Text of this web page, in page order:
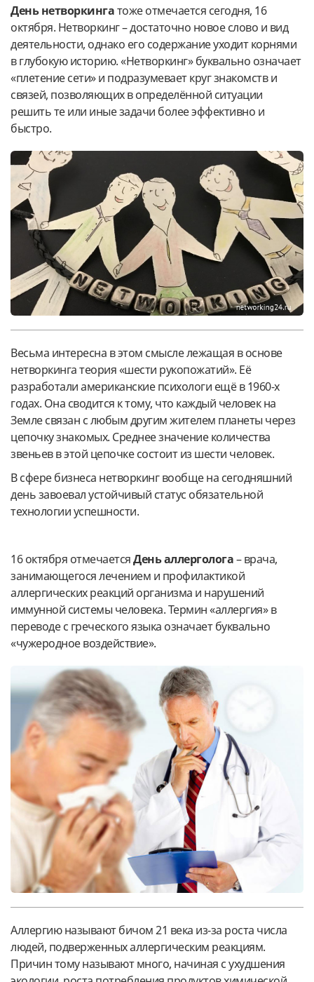
День нетворкингатоже отмечается сегодня, 16
октября. Нетворкинг – достаточно новое слово и вид
деятельности, однако его содержание уходит корнями
в глубокую историю. «Нетворкинг» буквально означает
«плетение сети» и подразумевает круг знакомств и
связей, позволяющих в определённой ситуации
решить те или иные задачи более эффективно и
быстро.
Весьма интересна в этом смысле лежащая в основе
нетворкинга теория «шести рукопожатий». Её
разработали американские психологи ещё в 1960-х
годах. Она сводится к тому, что каждый человек на
Земле связан с любым другим жителем планеты через
цепочку знакомых. Среднее значение количества
звеньев в этой цепочке состоит из шести человек.
В сфере бизнеса нетворкинг вообще на сегодняшний
день завоевал устойчивый статус обязательной
технологии успешности.
16 октября отмечаетсяДень аллерголога– врача,
занимающегося лечением и профилактикой
аллергических реакций организма и нарушений
иммунной системы человека. Термин «аллергия» в
переводе с греческого языка означает буквально
«чужеродное воздействие».
Аллергию называют бичом 21 века из-за роста числа
людей, подверженных аллергическим реакциям.
Причин тому называют много, начиная с ухудшения